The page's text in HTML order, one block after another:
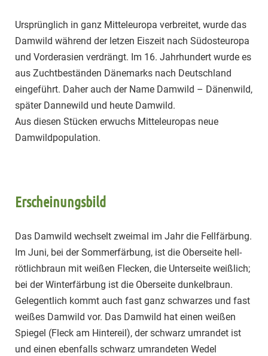
Ursprünglich in ganz Mitteleuropa verbreitet, wurde das
Damwild während der letzen Eiszeit nach Südosteuropa
und Vorderasien verdrängt. Im 16. Jahrhundert wurde es
aus Zuchtbeständen Dänemarks nach Deutschland
eingeführt. Daher auch der Name Damwild – Dänenwild,
später Dannewild und heute Damwild.
Aus diesen Stücken erwuchs Mitteleuropas neue
Damwildpopulation.
Erscheinungsbild
Das Damwild wechselt zweimal im Jahr die Fellfärbung.
Im Juni, bei der Sommerfärbung, ist die Oberseite hell-
rötlichbraun mit weißen Flecken, die Unterseite weißlich;
bei der Winterfärbung ist die Oberseite dunkelbraun.
Gelegentlich kommt auch fast ganz schwarzes und fast
weißes Damwild vor. Das Damwild hat einen weißen
Spiegel (Fleck am Hintereil), der schwarz umrandet ist
und einen ebenfalls schwarz umrandeten Wedel